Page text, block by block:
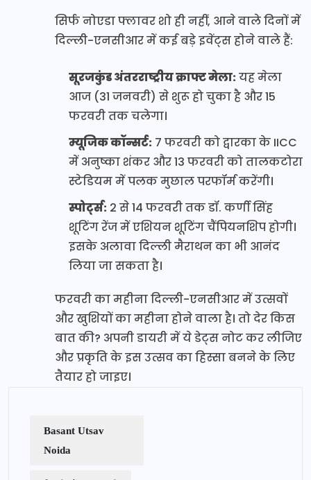
सिर्फ नोएडा फ्लावर शो ही नहीं, आने वाले दिनों में
दिल्ली-एनसीआर में कई बड़े इवेंट्स होने वाले हैं:
सूरजकुंड अंतरराष्ट्रीय क्राफ्ट मेला:यह मेला
आज (31 जनवरी) से शुरू हो चुका है और 15
फरवरी तक चलेगा।
म्यूजिक कॉन्सर्ट: 7 फरवरी को द्वारका के IICC
में अनुष्का शंकर और 13 फरवरी को तालकटोरा
स्टेडियम में पलक मुछाल परफॉर्म करेंगी।
स्पोर्ट्स: 2 से 14 फरवरी तक डॉ. कर्णी सिंह
शूटिंग रेंज में एशियन शूटिंग चैंपियनशिप होगी।
इसके अलावा दिल्ली मैराथन का भी आनंद
लिया जा सकता है।
फरवरी का महीना दिल्ली-एनसीआर में उत्सवों
और खुशियों का महीना होने वाला है। तो देर किस
बात की? अपनी डायरी में ये डेट्स नोट कर लीजिए
और प्रकृति के इस उत्सव का हिस्सा बनने के लिए
तैयार हो जाइए।
Basant Utsav
Noida